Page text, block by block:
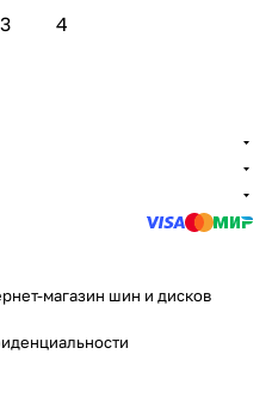
3 4
магазин шин и дисков